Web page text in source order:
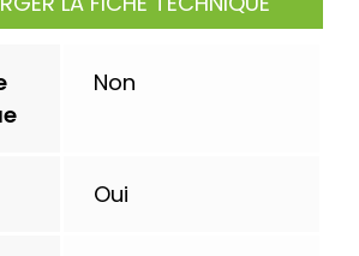
Non
Oui